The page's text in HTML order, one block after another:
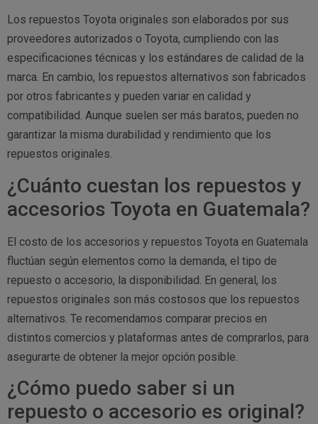
Los repuestos Toyota originales son elaborados por sus
proveedores autorizados o Toyota, cumpliendo con las
especificaciones técnicas y los estándares de calidad de la
marca. En cambio, los repuestos alternativos son fabricados
por otros fabricantes y pueden variar en calidad y
compatibilidad. Aunque suelen ser más baratos, pueden no
garantizar la misma durabilidad y rendimiento que los
repuestos originales.
¿Cuánto cuestan los repuestos y
accesorios Toyota en Guatemala?
El costo de los accesorios y repuestos Toyota en Guatemala
fluctúan según elementos como la demanda, el tipo de
repuesto o accesorio, la disponibilidad. En general, los
repuestos originales son más costosos que los repuestos
alternativos. Te recomendamos comparar precios en
distintos comercios y plataformas antes de comprarlos, para
asegurarte de obtener la mejor opción posible.
¿Cómo puedo saber si un
repuesto o accesorio es original?